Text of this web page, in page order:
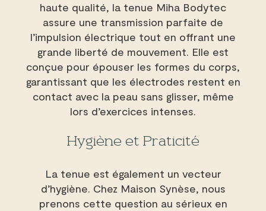
haute qualité, la tenue Miha Bodytec
assure une transmission parfaite de
l’impulsion électrique tout en offrant une
grande liberté de mouvement. Elle est
conçue pour épouser les formes du corps,
garantissant que les électrodes restent en
contact avec la peau sans glisser, même
lors d’exercices intenses.
Hygiène et Praticité
La tenue est également un vecteur
d’hygiène. Chez Maison Synèse, nous
prenons cette question au sérieux en